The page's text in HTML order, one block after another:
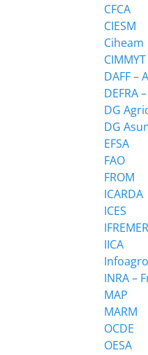
CFCA
CIESM
Ciheam
CIMMYT
DAFF –
DEFRA
DG
DG
EFSA
FAO
FROM
ICARDA
ICES
IICA
Infoagro
INRA –
MAP
MARM
OCDE
OESA